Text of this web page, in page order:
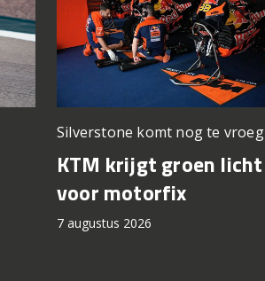
Silverstone komt nog te vroeg
KTM krijgt groen licht
voor motorfix
7 augustus 2026